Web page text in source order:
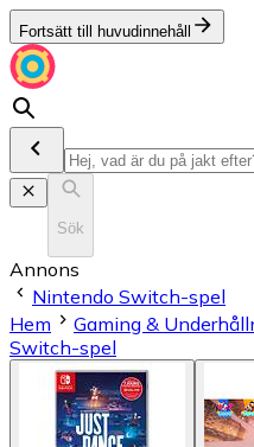
Fortsätt till huvudinnehåll
Sök
Annons
Nintendo Switch-spel
Hem
Gaming &
Switch-spel